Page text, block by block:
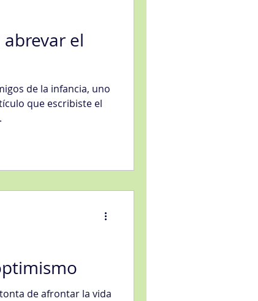
el
de la infancia, uno
que escribiste el
de afrontar la vida